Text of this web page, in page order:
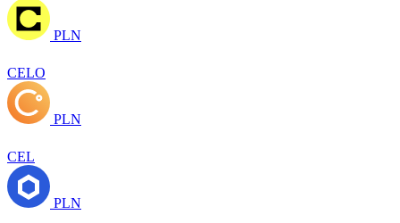
PLN
CELO
PLN
CEL
PLN